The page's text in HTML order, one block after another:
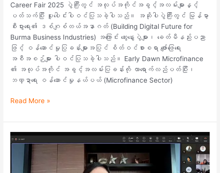
Career Fair 2025 ပွဲကြီးတွင် အလုပ်အကိုင်အခွင့်အလမ်းများနှင့်
ပတ်သက်ပြီး ပူးပေါင်းပါဝင်ပြသခဲ့ပါသည်။ အဆိုပါပွဲကြီးတွင် မြန်မာ့
စီးပွားရေး၏ ဒစ်ဂျစ်တယ်အနာဂတ် (Building Digital Future for
Burma Business Industries) အကြောင်း ဆွေးနွေးပွဲများ၊ ခေတ်မီနည်းပညာ
ဖြင့် ဝန်ဆောင်မှုပြခန်းများအပြင် စိတ်ဝင်စားစရာ ဖျော်ဖြေရေး
အစီအစဉ်များ ပါဝင်ပြသခဲ့ပါသည်။ Early Dawn Microfinance
၏ အလုပ်အကိုင် အခွင့်အလမ်းပြခန်းကို လာရောက်လည်ပတ်ပြီး၊
ဘဏ္ဍာရေး ဝန်ဆောင်မှုနယ်ပယ် (Microfinance Sector)
Read More »
A
Morning